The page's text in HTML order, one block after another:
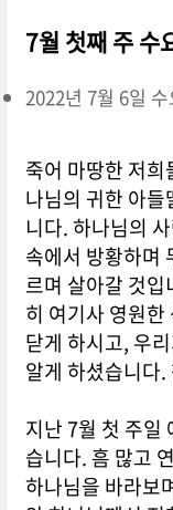
7월 첫째 주 수
2022년 7월 6일
죽어 마땅한 저
나님의 귀한 아
니다. 하나님의
속에서 방황하며
르며 살아갈 것
히 여기사 영원
닫게 하시고, 우
알게 하셨습니다
지난 7월 첫 주일
습니다. 흠 많고
하나님을 바라보